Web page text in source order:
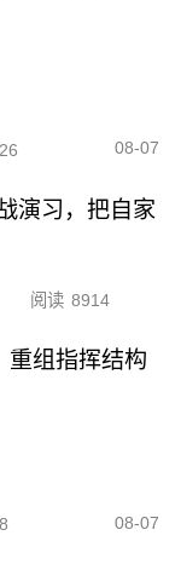
08-07
演习，把自家
阅读 8914
重组指挥结构
08-07